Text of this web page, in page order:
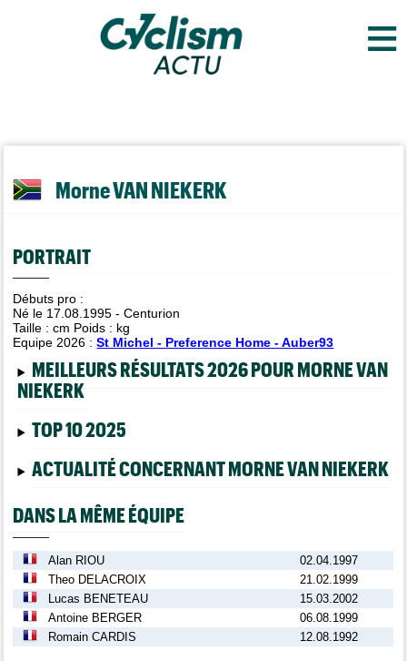
≡
Morne VAN NIEKERK
PORTRAIT
Débuts pro :
Né le 17.08.1995 - Centurion
Taille :cm Poids : kg
Equipe 2026 :St Michel - Preference Home - Auber93
MEILLEURS RÉSULTATS 2026 POUR MORNE VAN
NIEKERK
TOP 10 2025
ACTUALITÉ CONCERNANT MORNE VAN NIEKERK
DANS LA MÊME ÉQUIPE
Alan RIOU
02.04.1997
Theo DELACROIX
21.02.1999
Lucas BENETEAU
15.03.2002
Antoine BERGER
06.08.1999
Romain CARDIS
12.08.1992